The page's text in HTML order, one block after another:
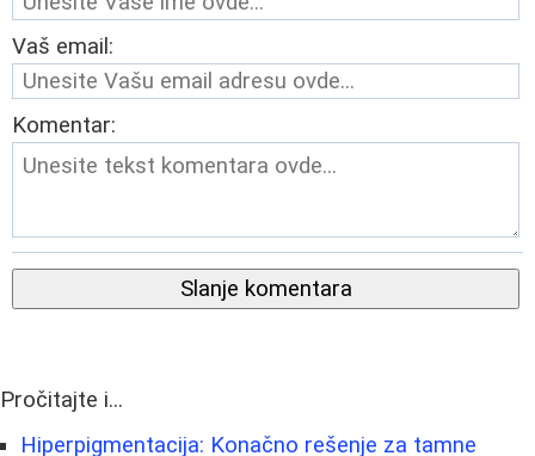
Vaš email:
Komentar:
Slanje komentara
Pročitajte i...
Hiperpigmentacija: Konačno rešenje za tamne